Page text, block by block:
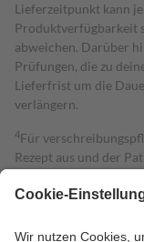
Lieferzeitpunkt kann
Produktverfügbarkeit
abweichen. Darüber
Prüfungen, die zu
Lieferfrist um die
verlängern.
4Für
Rezept aus und der
Kosten dafür, der
Grundsätzlich leisten